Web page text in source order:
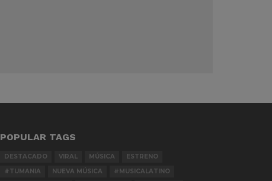
POPULAR TAGS
DESTACADO VIRAL MÚSICA
ESTRENO
#TUMANIA
NUEVA MÚSICA #MUSICALATINO